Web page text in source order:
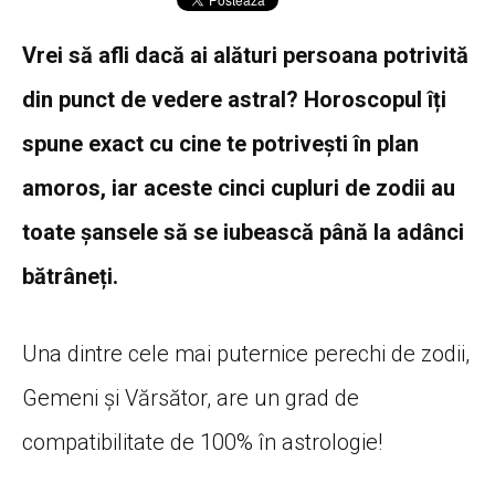
Vrei să afli dacă ai alături persoana potrivită
din punct de vedere astral? Horoscopul îți
spune exact cu cine te potrivești în plan
amoros, iar aceste cinci cupluri de zodii au
toate șansele să se iubească până la adânci
bătrâneți.
Una dintre cele mai puternice perechi de zodii,
Gemeni și Vărsător, are un grad de
compatibilitate de 100% în astrologie!